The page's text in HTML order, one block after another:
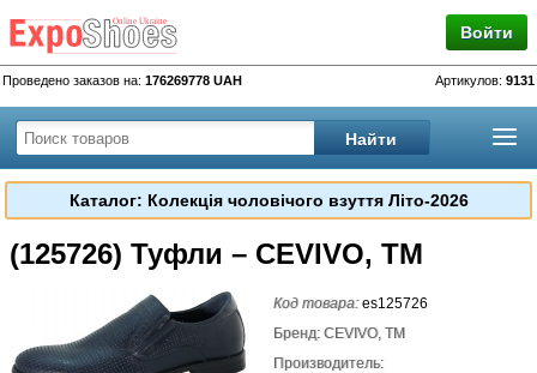
Войти
Проведено заказов на: 176269778 UAH Артикулов: 9131
Каталог: Колекція чоловічого взуття Літо-2026
(125726) Туфли – CEVIVO, TM
Код товара:es125726
Бренд: CEVIVO, TM
Производитель: